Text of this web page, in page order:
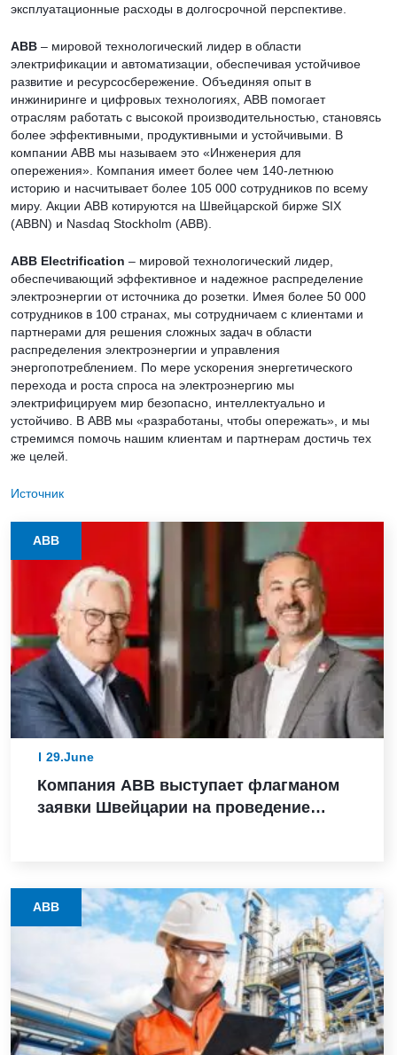
эксплуатационные расходы в долгосрочной перспективе.
ABB – мировой технологический лидер в области
электрификации и автоматизации, обеспечивая устойчивое
развитие и ресурсосбережение. Объединяя опыт в
инжиниринге и цифровых технологиях, ABB помогает
отраслям работать с высокой производительностью, становясь
более эффективными, продуктивными и устойчивыми. В
компании ABB мы называем это «Инженерия для
опережения». Компания имеет более чем 140-летнюю
историю и насчитывает более 105 000 сотрудников по всему
миру. Акции ABB котируются на Швейцарской бирже SIX
(ABBN) и Nasdaq Stockholm (ABB).
ABB Electrification – мировой технологический лидер,
обеспечивающий эффективное и надежное распределение
электроэнергии от источника до розетки. Имея более 50 000
сотрудников в 100 странах, мы сотрудничаем с клиентами и
партнерами для решения сложных задач в области
распределения электроэнергии и управления
энергопотреблением. По мере ускорения энергетического
перехода и роста спроса на электроэнергию мы
электрифицируем мир безопасно, интеллектуально и
устойчиво. В ABB мы «разработаны, чтобы опережать», и мы
стремимся помочь нашим клиентам и партнерам достичь тех
же целей.
Источник
ABB
29.June
Компания ABB выступает флагманом
заявки Швейцарии на проведение
ABB